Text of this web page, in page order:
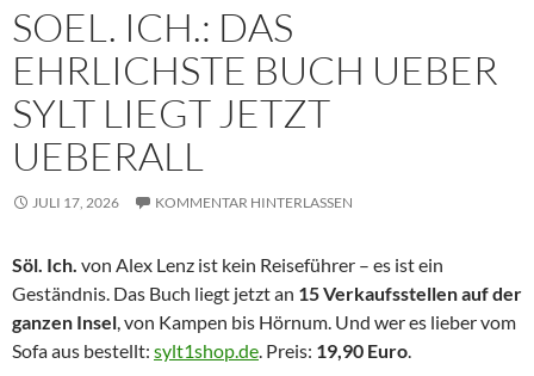
SOEL. ICH.: DAS
EHRLICHSTE BUCH UEBER
SYLT LIEGT JETZT
UEBERALL
JULI 17, 2026 KOMMENTAR HINTERLASSEN
Söl. Ich. von Alex Lenz ist kein Reiseführer – es ist ein
Geständnis. Das Buch liegt jetzt an 15 Verkaufsstellen auf der
ganzen Insel, von Kampen bis Hörnum. Und wer es lieber vom
Sofa aus bestellt: sylt1shop.de. Preis: 19,90 Euro.